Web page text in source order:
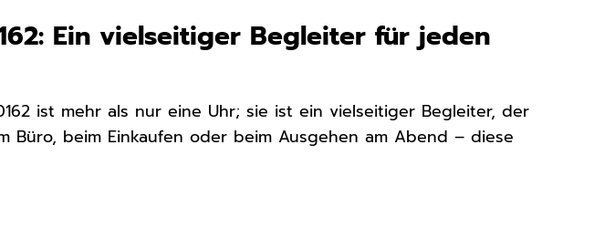
Ein vielseitiger Begleiter für jeden
ist mehr als nur eine Uhr; sie ist ein vielseitiger Begleiter, der
Büro, beim Einkaufen oder beim Ausgehen am Abend – diese